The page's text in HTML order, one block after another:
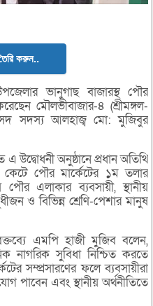
করুন..
ভানুগাছ বাজারস্থ পৌর
মৌলভীবাজার-৪ (শ্রীমঙ্গল-
সদস্য আলহাজ্ব মো: মুজিবুর
অনুষ্ঠানে প্রধান অতিথি
কেটে পৌর মার্কেটের ১ম তলার
এলাকার ব্যবসায়ী, স্থানীয়
ও বিভিন্ন শ্রেণি-পেশার মানুষ
এমপি হাজী মুজিব বলেন,
নাগরিক সুবিধা নিশ্চিত করতে
সম্প্রসারণের ফলে ব্যবসায়ীরা
পাবেন এবং স্থানীয় অর্থনীতিতে